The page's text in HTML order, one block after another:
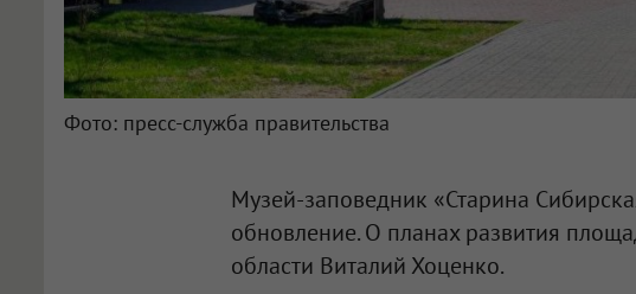
Фото: пресс-служба правительства
Музей-заповедник «Старина
обновление. О планах развития
области Виталий Хоценко.